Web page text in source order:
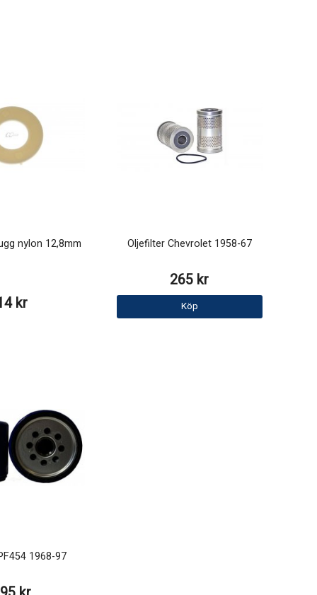
nylon 12,8mm
kr
Oljefilter Chevrolet 1958-67
265 kr
Köp
1968-97